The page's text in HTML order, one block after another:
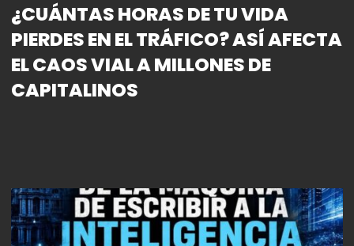
¿CUÁNTAS HORAS DE TU VIDA
PIERDES EN EL TRÁFICO? ASÍ AFECTA
EL CAOS VIAL A MILLONES DE
CAPITALINOS